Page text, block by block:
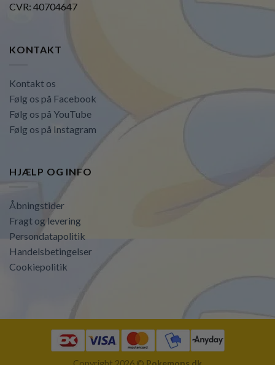
CVR: 40704647
KONTAKT
Kontakt os
Følg os på Facebook
Følg os på YouTube
Følg os på Instagram
HJÆLP OG INFO
Åbningstider
Fragt og levering
Persondatapolitik
Handelsbetingelser
Cookiepolitik